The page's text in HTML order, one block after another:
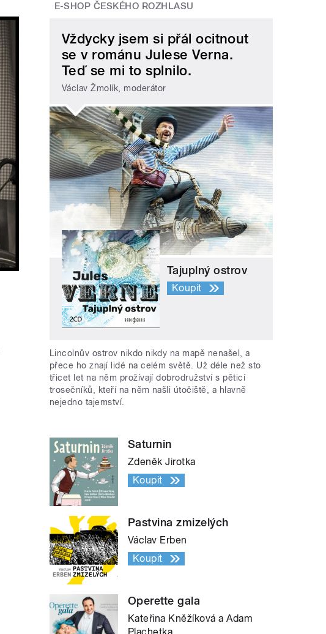
E-SHOP ČESKÉHO ROZHLASU
Vždycky jsem si přál ocitnout
se v románu Julese Verna.
Teď se mi to splnilo.
Václav Žmolík, moderátor
Tajuplný ostrov
Koupit
Lincolnův ostrov nikdo nikdy na mapě nenašel, a
přece ho znají lidé na celém světě. Už déle než sto
třicet let na něm prožívají dobrodružství s pěticí
trosečníků, kteří na něm našli útočiště, a hlavně
nejedno tajemství.
Saturnin
Zdeněk Jirotka
Koupit
Pastvina zmizelých
Václav Erben
Koupit
Operette gala
Kateřina Kněžíková a Adam